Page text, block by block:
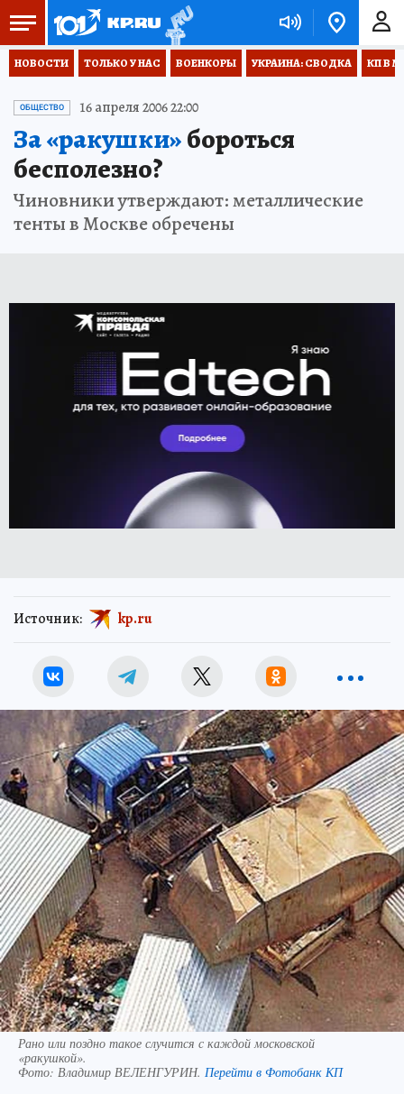
НОВОСТИ ТОЛЬКО У НАС ВОЕНКОРЫ УКРАИНА: СВОДКА КП В
ОБЩЕСТВО 16 апреля 2006 22:00
За «ракушки»бороться
бесполезно?
Чиновники утверждают: металлические
тенты в Москве обречены
Источник: kp.ru
Рано или поздно такое случится с каждой московской
«ракушкой».
Фото: Владимир ВЕЛЕНГУРИН. Перейти в Фотобанк КП